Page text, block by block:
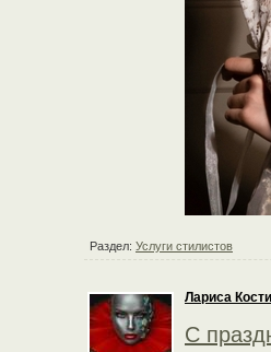
Раздел: Услуги стилистов
Лариса
С